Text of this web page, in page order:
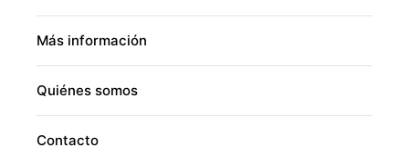
Más información
Quiénes somos
Contacto